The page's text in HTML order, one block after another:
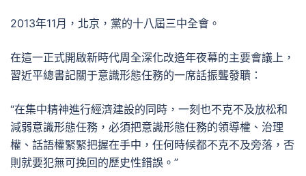
2013年11月，北京，黨的十八屆三中全會。
在這一正式開啟新時代周全深化改造年夜幕的主要會議上，
習近平總書記關于意識形態任務的一席話振聾發聵：
“在集中精神進行經濟建設的同時，一刻也不克不及放松和
減弱意識形態任務，必須把意識形態任務的領導權、治理
權、話語權緊緊把握在手中，任何時候都不克不及旁落，否
則就要犯無可挽回的歷史性錯誤。”